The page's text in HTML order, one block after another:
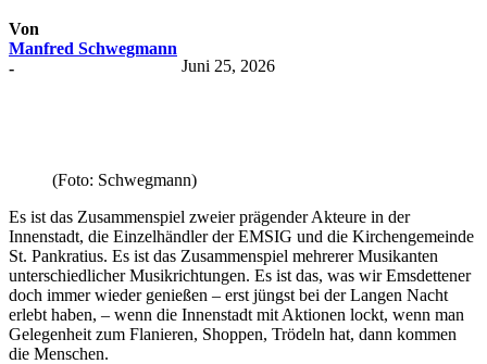
Von
Manfred Schwegmann
-
Juni 25, 2026
(Foto: Schwegmann)
Es ist das Zusammenspiel zweier prägender Akteure in der
Innenstadt, die Einzelhändler der EMSIG und die Kirchengemeinde
St. Pankratius. Es ist das Zusammenspiel mehrerer Musikanten
unterschiedlicher Musikrichtungen. Es ist das, was wir Emsdettener
doch immer wieder genießen – erst jüngst bei der Langen Nacht
erlebt haben, – wenn die Innenstadt mit Aktionen lockt, wenn man
Gelegenheit zum Flanieren, Shoppen, Trödeln hat, dann kommen
die Menschen.